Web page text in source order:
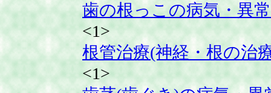
歯の根っこの病気・異常
<1>
根管治療(神経・根の治
<1>